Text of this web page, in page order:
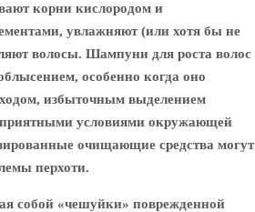
корни кислородом и
увлажняют (или хотя бы не
волосы. Шампуни для роста волос
особенно когда оно
избыточным выделением
условиями окружающей
очищающие средства могут
перхоти.
собой «чешуйки» поврежденной